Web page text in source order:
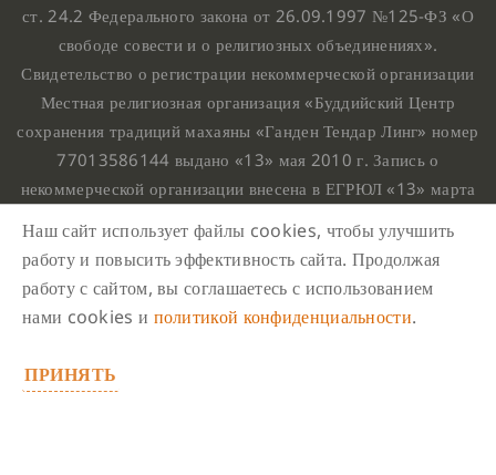
ст. 24.2 Федерального закона от 26.09.1997 №125-ФЗ «О
свободе совести и о религиозных объединениях».
Свидетельство о регистрации некоммерческой организации
Местная религиозная организация «Буддийский Центр
сохранения традиций махаяны «Ганден Тендар Линг» номер
77013586144 выдано «13» мая 2010 г. Запись о
некоммерческой организации внесена в ЕГРЮЛ «13» марта
номером 1107799015708.
Ганден Тендар Линг © 2020 Все права защищены
Наш адрес : г. Москва, Нахимовский проспект, 32. Этаж
10, каб.1023,
Наш сайт использует файлы cookies, чтобы улучшить
работу и повысить эффективность сайта. Продолжая
работу с сайтом, вы соглашаетесь с использованием
нами cookies и политикой конфиденциальности.
ПРИНЯТЬ